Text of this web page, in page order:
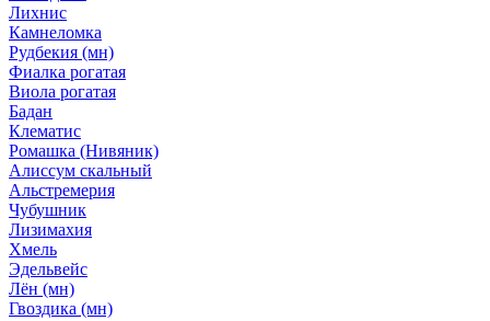
Лихнис
Камнеломка
Рудбекия (мн)
Фиалка рогатая
Виола рогатая
Бадан
Клематис
Ромашка (Нивяник)
Алиссум скальный
Альстремерия
Чубушник
Лизимахия
Хмель
Эдельвейс
Лён (мн)
Гвоздика (мн)